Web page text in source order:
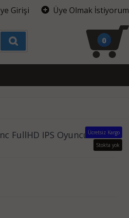
Girişi Üye Olmak İstiyorum
0
Ücretsiz Kargo
Stokta yok
FullHD IPS Oyuncu